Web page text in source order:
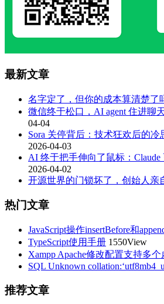
最新文章
名字定了，但你的成本算清楚了
微信终于松口，AI agent 住进聊
04-04
Sora 关停背后：技术狂欢后的冷
2026-04-03
AI 终于把手伸向了鼠标：
2026-04-02
开源世界的门锁坏了，创始人亲
热门文章
JavaScript操作insertBefore和
TypeScript使用手册 1550View
Xampp Apache修改配置支持多
SQL Unknown
推荐文章